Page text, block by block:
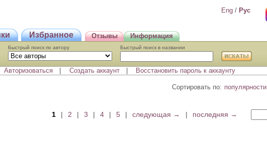
Eng / Pyc
Избранное Отзывы Информация
Быстрый поиcк по автору Быстрый поиcк в названии
Авторизоваться Создать аккаунт Восстановить пароль к аккаунту
Сортировать по: популярности
1 | 2 | 3 | 4 | 5 | следующая → | последняя →